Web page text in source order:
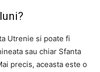
Utrenie si poate fi
sau chiar Sfanta
precis, aceasta este o